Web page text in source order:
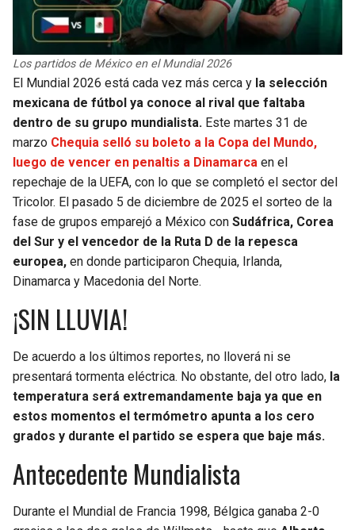
Los partidos de México en el Mundial 2026
El Mundial 2026 está cada vez más cerca y la selección
mexicana de fútbol ya conoce al rival que faltaba
dentro de su grupo mundialista. Este martes 31 de
marzo Chequia selló su boleto a la Copa del Mundo,
luego de vencer en penaltis a Dinamarca en el
repechaje de la UEFA, con lo que se completó el sector del
Tricolor. El pasado 5 de diciembre de 2025 el sorteo de la
fase de grupos emparejó a México con Sudáfrica, Corea
del Sur y el vencedor de la Ruta D de la repesca
europea, en donde participaron Chequia, Irlanda,
Dinamarca y Macedonia del Norte.
¡SIN LLUVIA!
De acuerdo a los últimos reportes, no lloverá ni se
presentará tormenta eléctrica. No obstante, del otro lado, la
temperatura será extremandamente baja ya que en
estos momentos el termómetro apunta a los cero
grados y durante el partido se espera que baje más.
Antecedente Mundialista
Durante el Mundial de Francia 1998, Bélgica ganaba 2-0